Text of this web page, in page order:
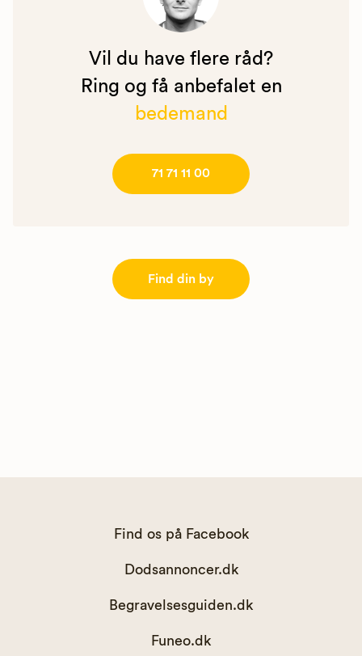
Vil du have flere råd?
Ring og få anbefalet en
bedemand
71 71 11 00
Find din by
Find os på Facebook
Dodsannoncer.dk
Begravelsesguiden.dk
Funeo.dk